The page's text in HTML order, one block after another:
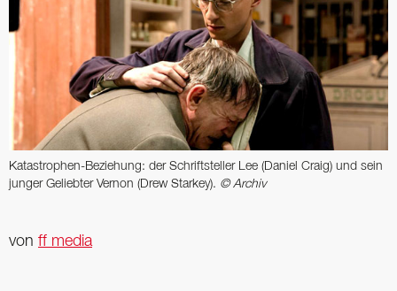
Katastrophen-Beziehung: der Schriftsteller Lee (Daniel Craig) und sein
junger Geliebter Vernon (Drew Starkey). © Archiv
von ff media